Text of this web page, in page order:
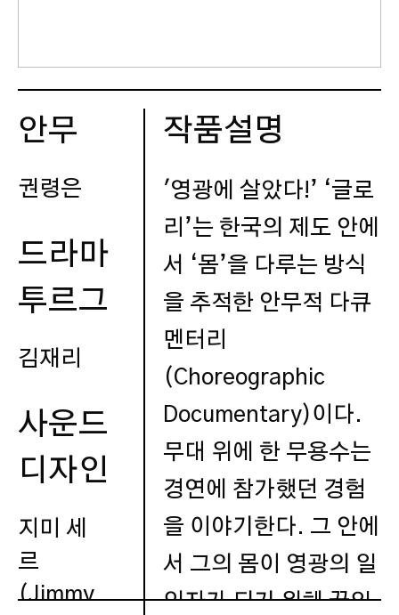
안무
권령은
드라마
투르그
김재리
사운드
디자인
지미 세
르
(Jimmy
작품설명
'영광에 살았다!’ ‘글로
리’는 한국의 제도 안에
서 ‘몸’을 다루는 방식
을 추적한 안무적 다큐
멘터리
(Choreographic
Documentary)이다.
무대 위에 한 무용수는
경연에 참가했던 경험
을 이야기한다. 그 안에
서 그의 몸이 영광의 일
인자가 되기 위해 끊임